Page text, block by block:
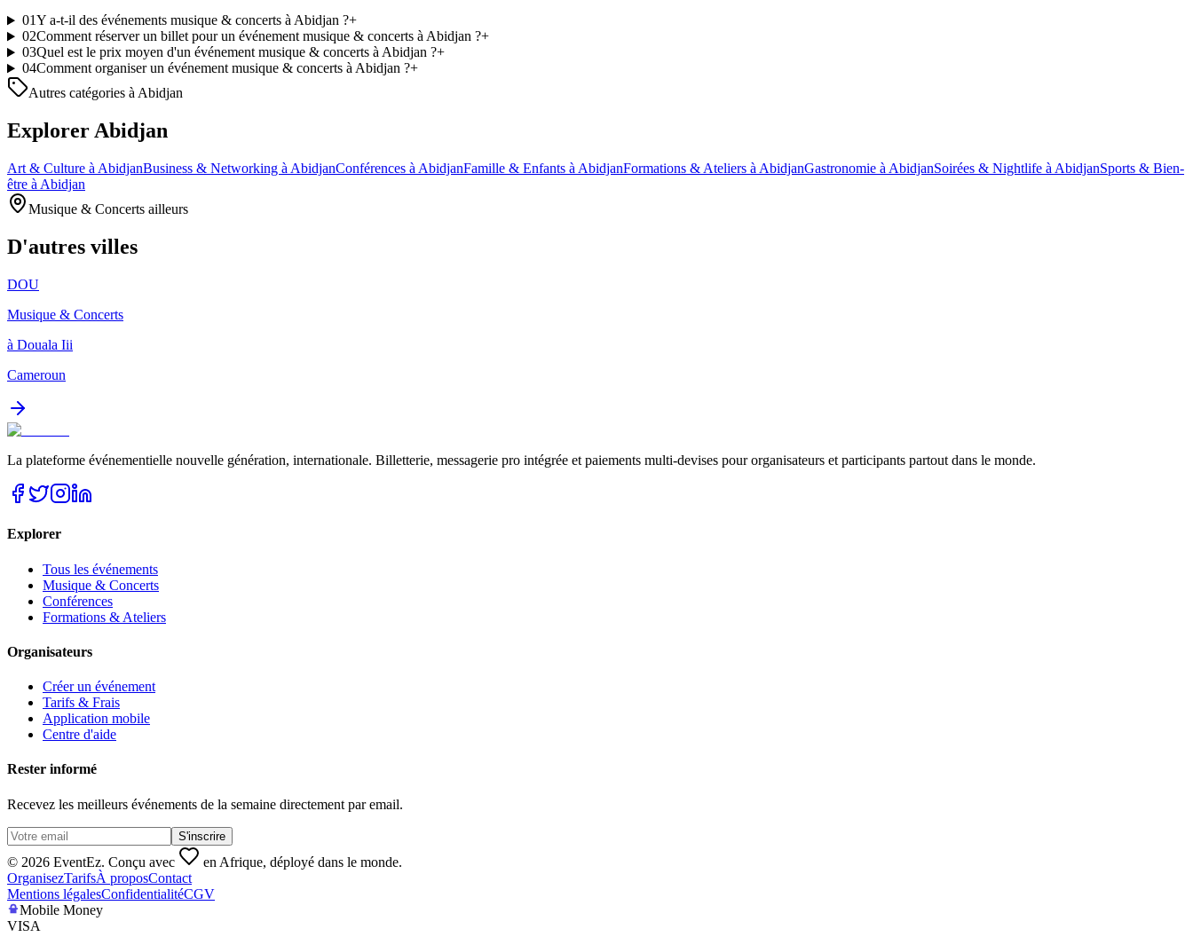
01Y a-t-il des événements musique & concerts à Abidjan ?+
02Comment réserver un billet pour un événement musique & concerts à Abidjan ?+
03Quel est le prix moyen d'un événement musique & concerts à Abidjan ?+
04Comment organiser un événement musique & concerts à Abidjan ?+
Autres catégories à Abidjan
Explorer Abidjan
Art & Culture à AbidjanBusiness & Networking à AbidjanConférences à AbidjanFamille & Enfants à AbidjanFormations & Ateliers à AbidjanGastronomie à AbidjanSoirées & Nightlife à AbidjanSports & Bien-
être à Abidjan
Musique & Concerts ailleurs
D'autres villes
DOU
Musique & Concerts
à Douala Iii
Cameroun
La plateforme événementielle nouvelle génération, internationale. Billetterie, messagerie pro intégrée et paiements multi-devises pour organisateurs et participants partout dans le monde.
Explorer
Tous les événements
Musique & Concerts
Conférences
Formations & Ateliers
Organisateurs
Créer un événement
Tarifs & Frais
Application mobile
Centre d'aide
Rester informé
Recevez les meilleurs événements de la semaine directement par email.
S'inscrire
© 2026 EventEz. Conçu avec
en Afrique, déployé dans le monde.
OrganisezTarifsÀ proposContact
Mentions légalesConfidentialitéCGV
Mobile Money
VISA